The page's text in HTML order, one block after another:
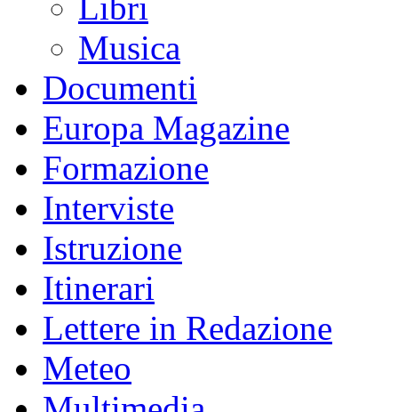
Musica
Documenti
Europa Magazine
Formazione
Interviste
Istruzione
Itinerari
Lettere in Redazione
Meteo